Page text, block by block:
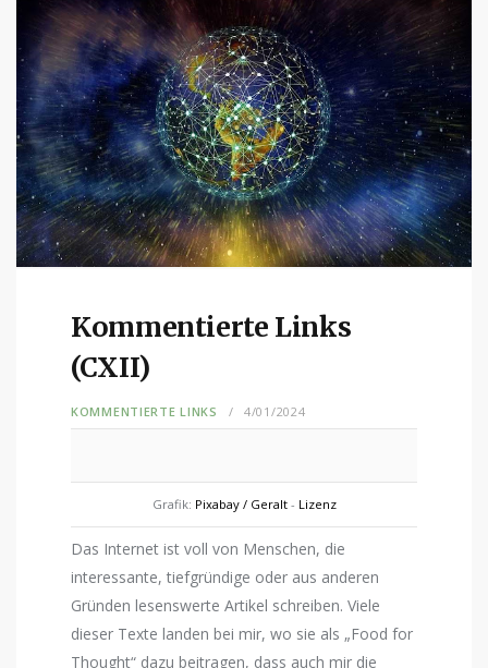
Kommentierte Links
(CXII)
KOMMENTIERTE LINKS 4/01/2024
Grafik: Pixabay / Geralt- Lizenz
Das Internet ist voll von Menschen, die
interessante, tiefgründige oder aus anderen
Gründen lesenswerte Artikel schreiben. Viele
dieser Texte landen bei mir, wo sie als „Food for
Thought“ dazu beitragen, dass auch mir die